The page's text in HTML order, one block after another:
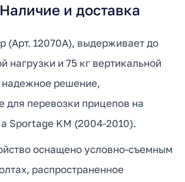
Наличие и доставка
(Арт. 12070A), выдерживает до
нагрузки и 75 кг вертикальной
надежное решение,
для перевозки прицепов на
Sportage KM (2004-2010).
оснащено условно-съемным
распространенное